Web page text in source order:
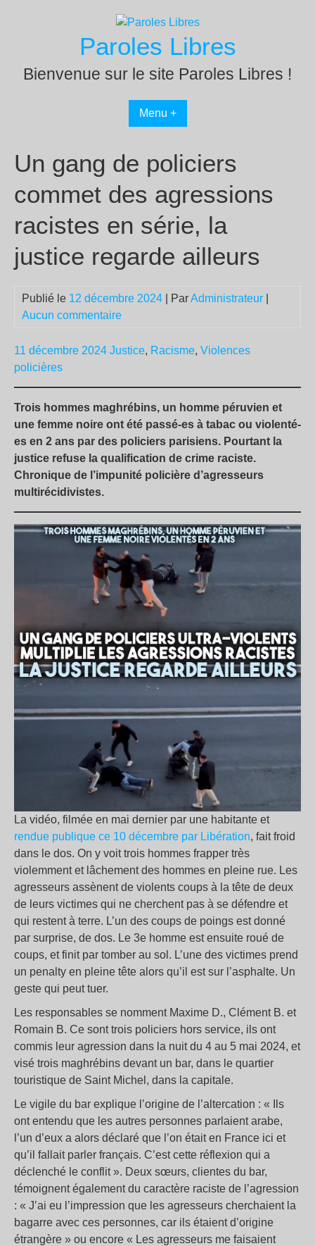
Paroles Libres
Bienvenue sur le site Paroles Libres !
Menu +
Un gang de policiers
commet des agressions
racistes en série, la
justice regarde ailleurs
Publié le 12 décembre 2024 | ParAdministrateur
Aucun commentaire
11 décembre 2024 Justice, Racisme, Violences
policières
Trois hommes maghrébins, un homme péruvien et
une femme noire ont été passé-es à tabac ou violenté-
es en 2 ans par des policiers parisiens. Pourtant la
justice refuse la qualification de crime raciste.
Chronique de l’impunité policière d’agresseurs
multirécidivistes.
La vidéo, filmée en mai dernier par une habitante et
rendue publique ce 10 décembre par Libération, fait froid
dans le dos. On y voit trois hommes frapper très
violemment et lâchement des hommes en pleine rue. Les
agresseurs assènent de violents coups à la tête de deux
de leurs victimes qui ne cherchent pas à se défendre et
qui restent à terre. L’un des coups de poings est donné
par surprise, de dos. Le 3e homme est ensuite roué de
coups, et finit par tomber au sol. L’une des victimes prend
un penalty en pleine tête alors qu’il est sur l’asphalte. Un
geste qui peut tuer.
Les responsables se nomment Maxime D., Clément B. et
Romain B. Ce sont trois policiers hors service, ils ont
commis leur agression dans la nuit du 4 au 5 mai 2024, et
visé trois maghrébins devant un bar, dans le quartier
touristique de Saint Michel, dans la capitale.
Le vigile du bar explique l’origine de l’altercation : « Ils
ont entendu que les autres personnes parlaient arabe,
l’un d’eux a alors déclaré que l’on était en France ici et
qu’il fallait parler français. C’est cette réflexion qui a
déclenché le conflit ». Deux sœurs, clientes du bar,
témoignent également du caractère raciste de l’agression
: « J’ai eu l’impression que les agresseurs cherchaient la
bagarre avec ces personnes, car ils étaient d’origine
étrangère » ou encore « Les agresseurs me faisaient